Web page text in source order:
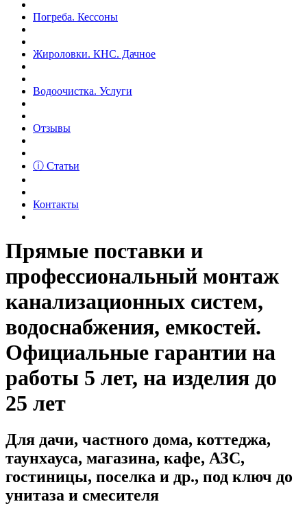
Погреба. Кессоны
Жироловки. КНС. Дачное
Водоочистка. Услуги
Отзывы
ⓘ Статьи
Контакты
Прямые поставки и
профессиональный монтаж
канализационных систем,
водоснабжения, емкостей.
Официальные гарантии на
работы 5 лет, на изделия до
25 лет
Для дачи, частного дома, коттеджа,
таунхауса, магазина, кафе, АЗС,
гостиницы, поселка и др., под ключ до
унитаза и смесителя